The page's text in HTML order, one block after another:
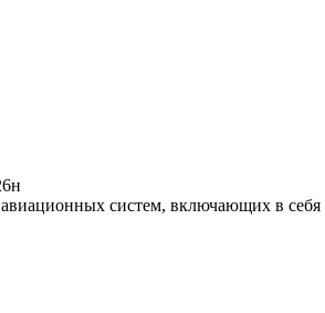
систем, включающих в